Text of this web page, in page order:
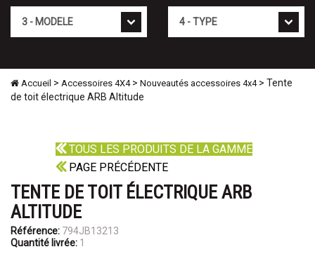
Accueil > Accessoires 4X4> Nouveautés accessoires 4x4> Tente
de toit électrique ARB Altitude
TOUS LES PRODUITS DE LA GAMME
PAGE PRÉCÉDENTE
TENTE DE TOIT ÉLECTRIQUE ARB
ALTITUDE
Référence: 794JB13213
Quantité livrée: 1